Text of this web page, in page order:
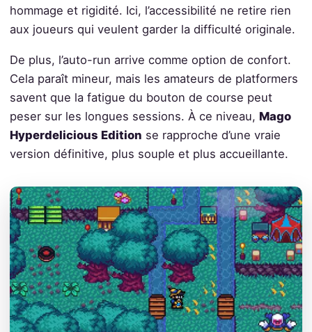
hommage et rigidité. Ici, l’accessibilité ne retire rien
aux joueurs qui veulent garder la difficulté originale.
De plus, l’auto-run arrive comme option de confort.
Cela paraît mineur, mais les amateurs de platformers
savent que la fatigue du bouton de course peut
peser sur les longues sessions. À ce niveau, Mago
Hyperdelicious Edition se rapproche d’une vraie
version définitive, plus souple et plus accueillante.